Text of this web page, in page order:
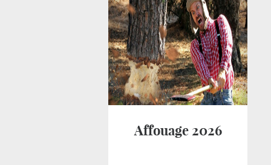
Affouage 2026